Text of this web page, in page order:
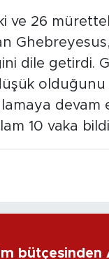
ve 26
Ghebreyesus,
dile getirdi.
olduğunu
devam
10 vaka
bütçesinden